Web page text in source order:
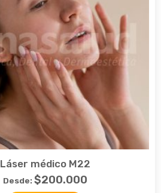
Láser médico M22
Desde: $200.000